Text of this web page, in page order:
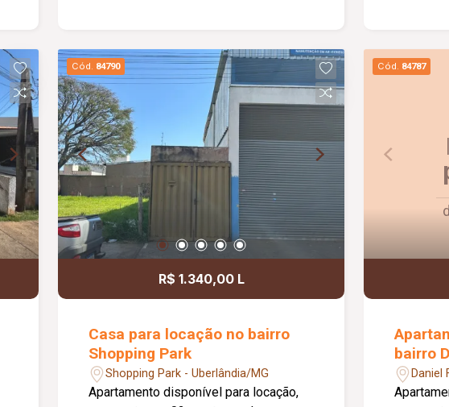
independente, oferecendo maior
funcionalidade. Todos os ambientes
possuem piso em cerâmica, garantindo
fácil manutenção. Uma excelente opção
para quem busca conforto, segurança e
espaços amplos para toda a família.
Cód. 84790
R$ 1.340,00 L
Casa para locação no bairro
Shopping Park
Shopping Park - Uberlândia/MG
Apartamento disponível para locação,
Cód. 84787
bairro
Daniel